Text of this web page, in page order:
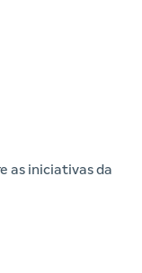
as iniciativas da